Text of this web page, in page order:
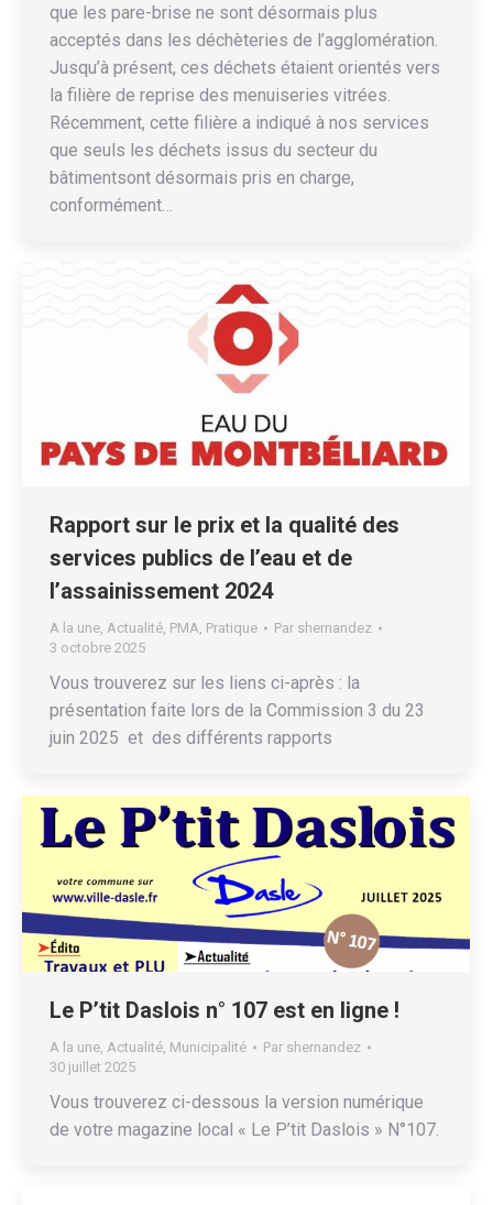
que les pare-brise ne sont désormais plus
acceptés dans les déchèteries de l’agglomération.
Jusqu’à présent, ces déchets étaient orientés vers
la filière de reprise des menuiseries vitrées.
Récemment, cette filière a indiqué à nos services
que seuls les déchets issus du secteur du
bâtimentsont désormais pris en charge,
conformément…
Rapport sur le prix et la qualité des
services publics de l’eau et de
l’assainissement 2024
A la une Actualité PMA Pratique Par shernandez
3 octobre 2025
Vous trouverez sur les liens ci-après : la
présentation faite lors de la Commission 3 du 23
juin 2025 et des différents rapports
Le P’tit Daslois n° 107 est en ligne !
A la une Actualité Municipalité Par shernandez
30 juillet 2025
Vous trouverez ci-dessous la version numérique
de votre magazine local « Le P’tit Daslois » N°107.